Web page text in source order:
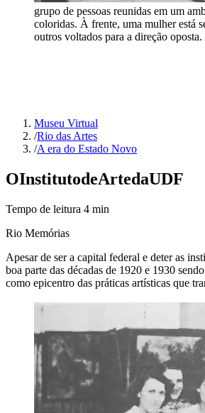
grupo de pessoas reunidas em um
coloridas. À frente, uma mulher está
outros voltados para a direção
Museu Virtual
/Rio das Artes
/A era do Estado Novo
OInstitutodeArtedaUDF
Tempo de leitura 4 min
Rio Memórias
Apesar de ser a capital federal e deter as
boa parte das décadas de 1920 e 1930
como epicentro das práticas artísticas que